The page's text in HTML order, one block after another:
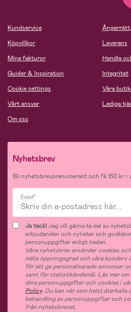
Kundservice
Köpvillkor
Mina fakturor
Guider & Inspiration
Cookie settings
Vårt ansvar
Om oss
Leverans
Handla
Integritet
Våra
Lediga
Nyhetsbrev
Bli nyhetsbrevprenumerant och få 150 kr i
Email*
Ja tack!Jag vill gärna ta del av
erbjudanden och nyheter och
personuppgifter enligt nedan.
Våra nyhetsbrev använder cookies
mäta öppningsgrad och våra kunders
för att ge personaliserade annonser
samt för statistikändamål. Läs mer
dina personuppgifter och cookies i
Policy. Du kan när som helst
behandling av personuppgifter och
från nyhetsbrevet.